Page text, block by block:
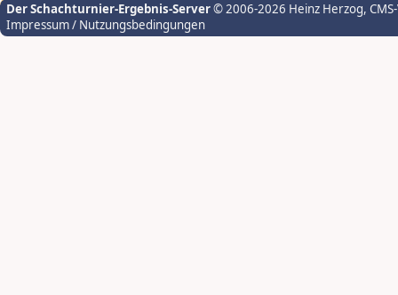
Der Schachturnier-Ergebnis-Server© 2006-2026 Heinz Herzog,
Impressum / Nutzungsbedingungen